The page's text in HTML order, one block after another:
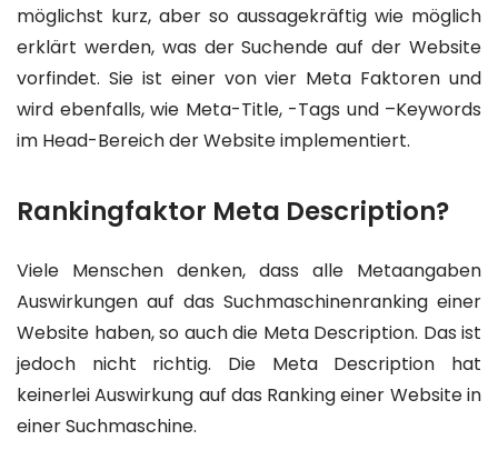
möglichst kurz, aber so aussagekräftig wie möglich
erklärt werden, was der Suchende auf der Website
vorfindet. Sie ist einer von vier Meta Faktoren und
wird ebenfalls, wie Meta-Title, -Tags und –Keywords
im Head-Bereich der Website implementiert.
Rankingfaktor Meta Description?
Viele Menschen denken, dass alle Metaangaben
Auswirkungen auf das Suchmaschinenranking einer
Website haben, so auch die Meta Description. Das ist
jedoch nicht richtig. Die Meta Description hat
keinerlei Auswirkung auf das Ranking einer Website in
einer Suchmaschine.